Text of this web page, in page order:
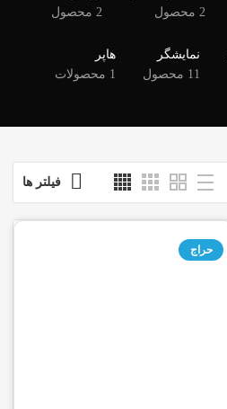
2 محصول
2 محصول
نمایشگر
11 محصول
هاپر
1 محصولات
فیلتر ها
حراج